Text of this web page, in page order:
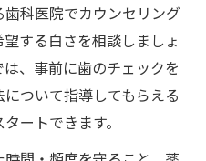
科医院でカウンセリング
する白さを相談しましょ
、事前に歯のチェックを
ついて指導してもらえる
ートできます。